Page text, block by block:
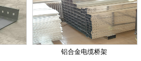
铝合金电缆桥架